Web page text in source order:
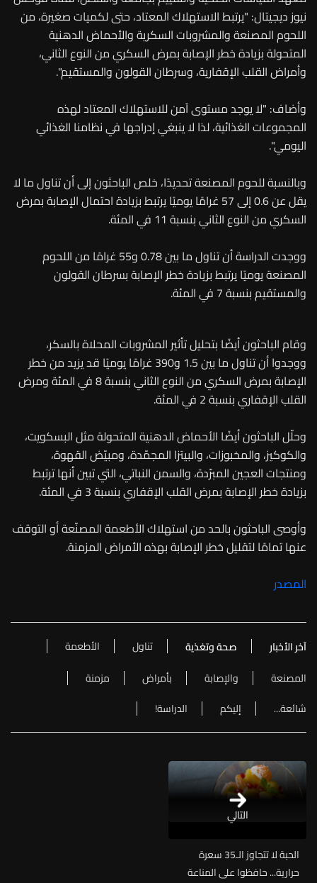
نيوز ديجيتال: "يرتبط الاستهلاك المعتاد، حتى لكميات صغيرة، من
اللحوم المصنعة والمشروبات السكرية والأحماض الدهنية
المتحولة بزيادة خطر الإصابة بمرض السكري من النوع الثاني،
وأمراض القلب الإقفارية، وسرطان القولون والمستقيم".
وأضاف: "لا يوجد مستوى آمن للاستهلاك المعتاد لهذه
المجموعات الغذائية، لذا لا ينبغي إدراجها في نظامنا الغذائي
اليومي".
وبالنسبة للحوم المصنعة تحديدًا، خلص الباحثون إلى أن تناول ما لا
يقل عن 0.6 إلى 57 غرامًا يوميًا يرتبط بزيادة احتمال الإصابة بمرض
السكري من النوع الثاني بنسبة 11 في المئة.
ووجدت الدراسة أن تناول ما بين 0.78 و55 غرامًا من اللحوم
المصنعة يوميًا يرتبط بزيادة خطر الإصابة بسرطان القولون
والمستقيم بنسبة 7 في المئة.
وقام الباحثون أيضًا بتحليل تأثير المشروبات المحلاة بالسكر،
ووجدوا أن تناول ما بين 1.5 و390 غرامًا يوميًا قد يزيد من خطر
الإصابة بمرض السكري من النوع الثاني بنسبة 8 في المئة ومرض
القلب الإقفاري بنسبة 2 في المئة.
وحلّل الباحثون أيضًا الأحماض الدهنية المتحولة مثل البسكويت،
والكوكيز، والمخبوزات، والبيتزا المجمّدة، ومبيّض القهوة،
ومنتجات العجين المبرّدة، والسمن النباتي، التي تبين أنها ترتبط
بزيادة خطر الإصابة بمرض القلب الإقفاري بنسبة 3 في المئة.
وأوصى الباحثون بالحد من استهلاك الأطعمة المصنّعة أو التوقف
عنها تمامًا لتقليل خطر الإصابة بهذه الأمراض المزمنة.
المصدر
آخر الأخبار صحة وتغذية تناول
الأطعمة
المصنعة
والإصابة بأمراض
مزمنة
شائعة...
إليكم الدراسة!
التالي
الحبة لا تتجاوز الـ35 سعرة
حرارية... حافظوا على المناعة